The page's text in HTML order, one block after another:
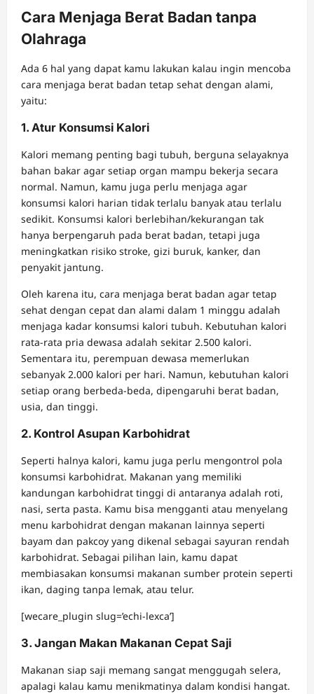
Cara Menjaga Berat Badan tanpa
Olahraga
Ada 6 hal yang dapat kamu lakukan kalau ingin mencoba
cara menjaga berat badan tetap sehat dengan alami,
yaitu:
1. Atur Konsumsi Kalori
Kalori memang penting bagi tubuh, berguna selayaknya
bahan bakar agar setiap organ mampu bekerja secara
normal. Namun, kamu juga perlu menjaga agar
konsumsi kalori harian tidak terlalu banyak atau terlalu
sedikit. Konsumsi kalori berlebihan/kekurangan tak
hanya berpengaruh pada berat badan, tetapi juga
meningkatkan risiko stroke, gizi buruk, kanker, dan
penyakit jantung.
Oleh karena itu, cara menjaga berat badan agar tetap
sehat dengan cepat dan alami dalam 1 minggu adalah
menjaga kadar konsumsi kalori tubuh. Kebutuhan kalori
rata-rata pria dewasa adalah sekitar 2.500 kalori.
Sementara itu, perempuan dewasa memerlukan
sebanyak 2.000 kalori per hari. Namun, kebutuhan kalori
setiap orang berbeda-beda, dipengaruhi berat badan,
usia, dan tinggi.
2. Kontrol Asupan Karbohidrat
Seperti halnya kalori, kamu juga perlu mengontrol pola
konsumsi karbohidrat. Makanan yang memiliki
kandungan karbohidrat tinggi di antaranya adalah roti,
nasi, serta pasta. Kamu bisa mengganti atau menyelang
menu karbohidrat dengan makanan lainnya seperti
bayam dan pakcoy yang dikenal sebagai sayuran rendah
karbohidrat. Sebagai pilihan lain, kamu dapat
membiasakan konsumsi makanan sumber protein seperti
ikan, daging tanpa lemak, atau telur.
[wecare_plugin slug=’echi-lexca’]
3. Jangan Makan Makanan Cepat Saji
Makanan siap saji memang sangat menggugah selera,
apalagi kalau kamu menikmatinya dalam kondisi hangat.